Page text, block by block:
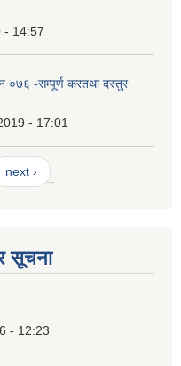
- 14:57
ऐन ०७६ -सम्पूर्ण करतथा दस्तुर
- 17:01
next ›
सूचना
- 12:23